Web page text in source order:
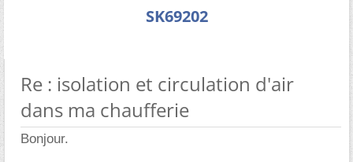
SK69202
Re : isolation et circulation d'air
dans ma chaufferie
Bonjour.